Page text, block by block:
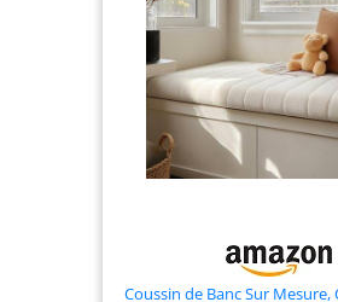
Coussin de Banc Sur Mesure,